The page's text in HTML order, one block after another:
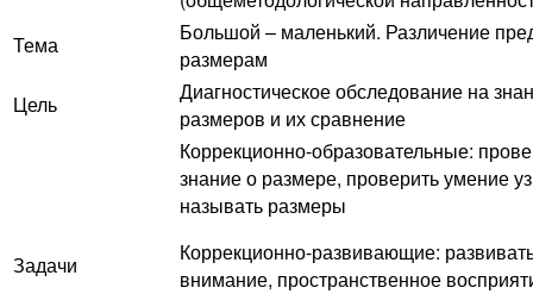
Тема
Большой – маленький. Различение
размерам
Цель
Диагностическое обследование на
размеров и их сравнение
Задачи
Коррекционно-образовательные:
знание о размере, проверить умение
называть размеры
Коррекционно-развивающие:
внимание, пространственное